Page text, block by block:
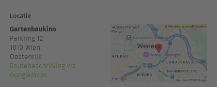
Locatie
Gartenbaukino
Parkring 12
1010 Wien
Oostenrijk
Routebeschrijving via
GoogleMaps